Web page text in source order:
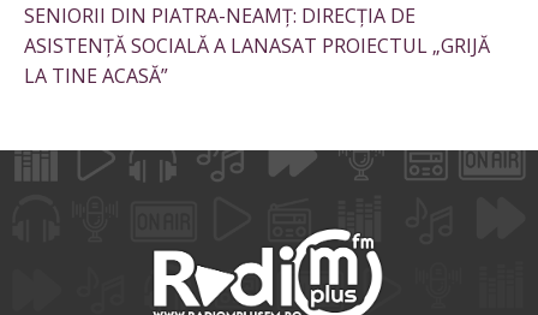
SENIORII DIN PIATRA-NEAMȚ: DIRECȚIA DE
ASISTENȚĂ SOCIALĂ A LANASAT PROIECTUL „GRIJĂ
LA TINE ACASĂ”